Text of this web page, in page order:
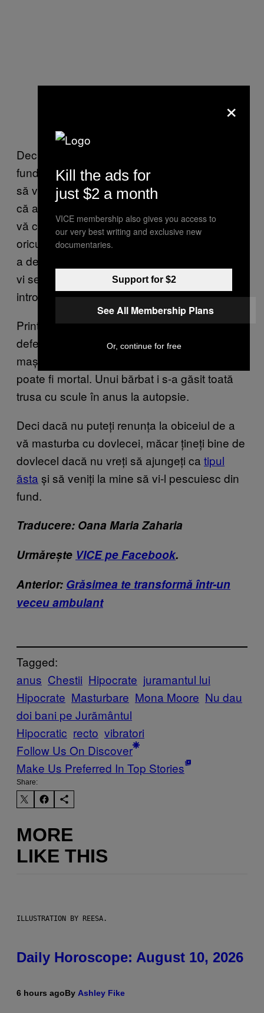
Deci dacă vă distrați băgându-vă chestii în
fund, la ce vă așteptați? Normal că doctorul o
să vă întrebe cum s-a întâmplat. Puteți spune
că ați căzut pe o portocală, dar oricum n-o să
vă creadă, așa că fiți sinceri. Vi se va face
oricum un examen rectal și/sau raze X pentru
a determina natura și poziția obiectului. Apoi
vi se va spune să vă aplecați și noi ne
introducem mâna până la cot și scormonim.
Printre riscuri se numără pierderea controlului
defecației. Dar cel mai mare risc e perforarea
mașelor, ceea ce nu se întâmplă des, dar
poate fi mortal. Unui bărbat i s-a găsit toată
trusa cu scule în anus la autopsie.
Deci dacă nu puteți renunța la obiceiul de a
vă masturba cu dovlecei, măcar țineți bine de
dovlecel dacă nu vreți să ajungeți ca tipul
ăsta și să veniți la mine să vi-l pescuiesc din
fund.
Traducere: Oana Maria Zaharia
Urmărește VICE pe Facebook.
Anterior: Grăsimea te transformă într-un
veceu ambulant
Tagged:
anus Chestii Hipocrate juramantul lui
Hipocrate Masturbare Mona Moore Nu dau
doi bani pe Jurământul
Hipocratic recto vibratori
Follow Us On Discover
Make Us Preferred In Top Stories
Share:
MORE
LIKE THIS
ILLUSTRATION BY REESA.
Daily Horoscope: August 10, 2026
6 hours agoBy Ashley Fike
×
Kill the ads for
just $2 a month
VICE membership also gives you access to
our very best writing and exclusive new
documentaries.
Support for $2
See All Membership Plans
Or, continue for free